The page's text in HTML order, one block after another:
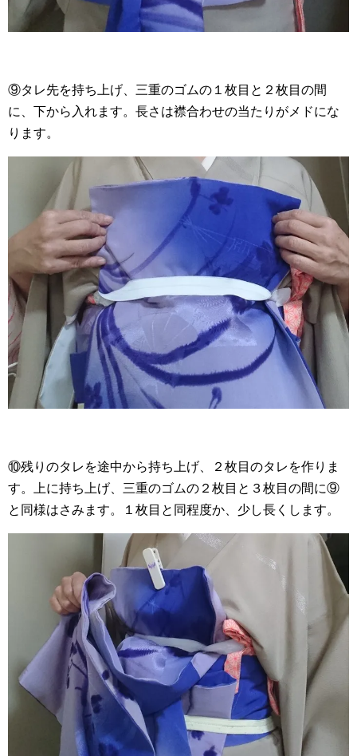
⑨タレ先を持ち上げ、三重のゴムの１枚目と２枚目の間
に、下から入れます。長さは襟合わせの当たりがメドにな
ります。
⑩残りのタレを途中から持ち上げ、２枚目のタレを作りま
す。上に持ち上げ、三重のゴムの２枚目と３枚目の間に⑨
と同様はさみます。１枚目と同程度か、少し長くします。